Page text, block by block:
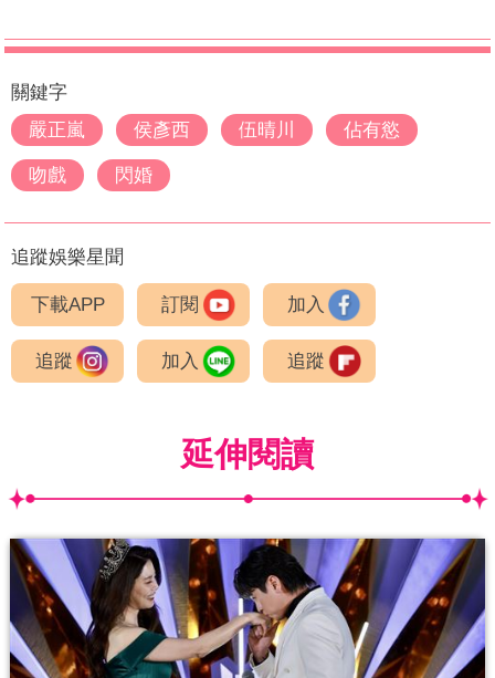
關鍵字
嚴正嵐
侯彥西 伍晴川 佔有慾
吻戲 閃婚
追蹤娛樂星聞
下載APP 訂閱 加入
追蹤 加入 追蹤
延伸閱讀